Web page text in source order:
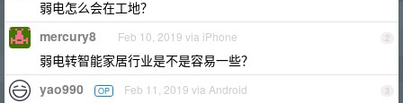
弱电怎么会在工地？
2
mercury8 Feb 10, 2019 via iPhone
弱电转智能家居行业是不是容易一些？
3
yao990 OP Feb 11, 2019 via Android